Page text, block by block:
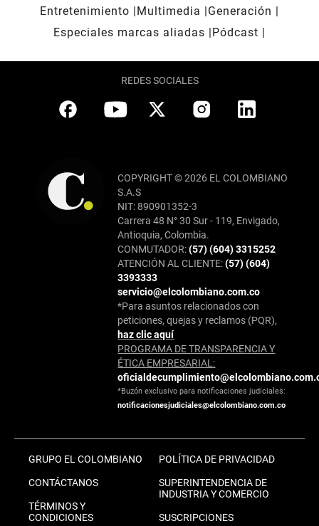
Entretenimiento
Multimedia
Generación
Especiales marcas aliadas
Pódcast
REDES SOCIALES
COPYRIGHT © 2026 EL COLOMBIANO
S.A.S
NIT: 890901352-3
Carrera 48 N° 30 Sur - 119, Envigado,
Antioquia, Colombia.
CONMUTADOR:(57) (604) 3315252
ATENCIÓN AL CLIENTE:(57) (604)
3393333
servicio@elcolombiano.com.co
*Para asuntos relacionados con
peticiones, quejas y reclamos (PQR),
haz clic aquí
PROGRAMA DE TRANSPARENCIA Y
ÉTICA EMPRESARIAL:
*Buzón exclusivo para notificaciones judiciales:
notificacionesjudiciales@elcolombiano.com.co
GRUPO EL COLOMBIANO
CONTÁCTANOS
TÉRMINOS Y
CONDICIONES
POLÍTICA DE PRIVACIDAD
SUPERINTENDENCIA DE
INDUSTRIA Y COMERCIO
SUSCRIPCIONES